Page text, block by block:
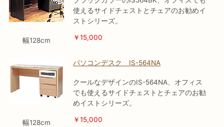
幅128cm
使えるサイドチェストとチェアのお勧めイ
ストシリーズ。
￥15,000
幅128cm
パソコンデスク IS-564NA
クールなデザインのIS-564NA、オフィス
でも使えるサイドチェストとチェアのお勧
めイストシリーズ。
￥15,000